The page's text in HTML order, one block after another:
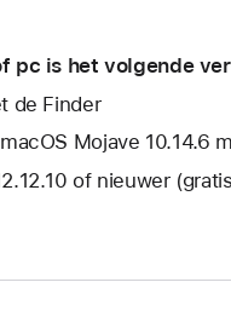
pc is het volgende
de Finder
Mojave 10.14.6
of nieuwer